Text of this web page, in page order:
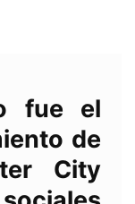
fue el
de
City